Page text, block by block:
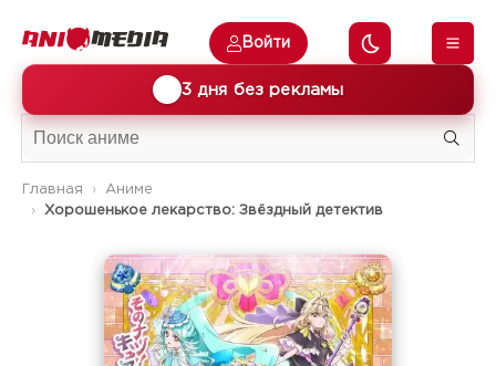
3 дня без рекламы
Войти
Главная
Аниме
Хорошенькое лекарство: Звёздный детектив